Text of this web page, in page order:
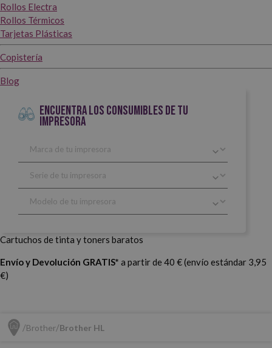
Rollos Electra
Rollos Térmicos
Tarjetas Plásticas
Copistería
Blog
ENCUENTRA LOS CONSUMIBLES DE TU
IMPRESORA
Cartuchos de tinta y toners baratos
Envío y Devolución GRATIS* a partir de 40 € (envío estándar 3,95
€)
Brother Brother HL